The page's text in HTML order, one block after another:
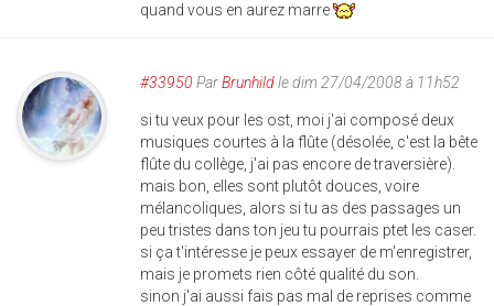
quand vous en aurez marre
#33950 ParBrunhildle dim 27/04/2008 à 11h52
si tu veux pour les ost, moi j'ai composé deux
musiques courtes à la flûte (désolée, c'est la bête
flûte du collège, j'ai pas encore de traversière).
mais bon, elles sont plutôt douces, voire
mélancoliques, alors si tu as des passages un
peu tristes dans ton jeu tu pourrais ptet les caser.
si ça t'intéresse je peux essayer de m'enregistrer,
mais je promets rien côté qualité du son.
sinon j'ai aussi fais pas mal de reprises comme